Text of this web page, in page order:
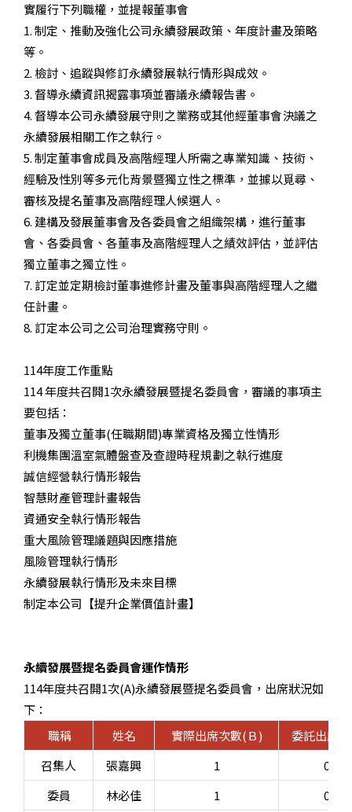
實履行下列職權，並提報董事會
1.制定、推動及強化公司永續發展政策、年度計畫及策略
等。
2. 檢討、追蹤與修訂永續發展執行情形與成效。
3.督導永續資訊揭露事項並審議永續報告書。
4.督導本公司永續發展守則之業務或其他經董事會決議之
永續發展相關工作之執行。
5.制定董事會成員及高階經理人所需之專業知識、技術、
經驗及性別等多元化背景暨獨立性之標準，並據以覓尋、
審核及提名董事及高階經理人候選人。
6. 建構及發展董事會及各委員會之組織架構，進行董事
會、各委員會、各董事及高階經理人之績效評估，並評估
獨立董事之獨立性。
7. 訂定並定期檢討董事進修計畫及董事與高階經理人之繼
任計畫。
8. 訂定本公司之公司治理實務守則。
114年度工作重點
114 年度共召開1次永續發展暨提名委員會 ，審議的事項主
要包括：
董事及獨立董事(任職期間)專業資格及獨立性情形
利機集團溫室氣體盤查及查證時程規劃之執行進度
誠信經營執行情形報告
智慧財產管理計畫報告
資通安全執行情形報告
重大風險管理議題與因應措施
風險管理執行情形
永續發展執行情形及未來目標
制定本公司【提升企業價值計畫】
永續發展暨提名委員會運作情形
114年度共召開1次(A)永續發展暨提名委員會，出席狀況如
下：
職稱
姓名 實際出席次數(Ｂ)
委託出席
召集人
張嘉興 1
0
委員
林必佳 1
0